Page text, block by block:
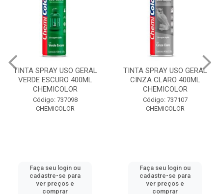
TINTA SPRAY USO GERAL
VERDE ESCURO 400ML
CHEMICOLOR
Código: 737098
CHEMICOLOR
Faça seu login ou
cadastre-se para
ver preços e
comprar
TINTA SPRAY USO GERAL
CINZA CLARO 400ML
CHEMICOLOR
Código: 737107
CHEMICOLOR
Faça seu login ou
cadastre-se para
ver preços e
comprar